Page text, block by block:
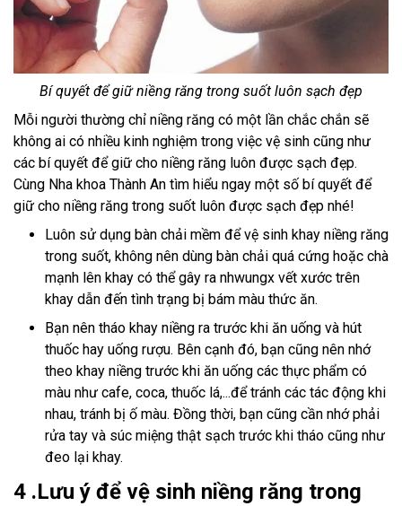
Bí quyết để giữ niềng răng trong suốt luôn sạch đẹp
Mỗi người thường chỉ niềng răng có một lần chắc chắn sẽ
không ai có nhiều kinh nghiệm trong việc vệ sinh cũng như
các bí quyết để giữ cho niềng răng luôn được sạch đẹp.
Cùng Nha khoa Thành An tìm hiểu ngay một số bí quyết để
giữ cho niềng răng trong suốt luôn được sạch đẹp nhé!
Luôn sử dụng bàn chải mềm để vệ sinh khay niềng răng
trong suốt, không nên dùng bàn chải quá cứng hoặc chà
mạnh lên khay có thể gây ra nhwungx vết xước trên
khay dẫn đến tình trạng bị bám màu thức ăn.
Bạn nên tháo khay niềng ra trước khi ăn uống và hút
thuốc hay uống rượu. Bên cạnh đó, bạn cũng nên nhớ
theo khay niềng trước khi ăn uống các thực phẩm có
màu như cafe, coca, thuốc lá,...để tránh các tác động khi
nhau, tránh bị ố màu. Đồng thời, bạn cũng cần nhớ phải
rửa tay và súc miệng thật sạch trước khi tháo cũng như
đeo lại khay.
4 .Lưu ý để vệ sinh niềng răng trong